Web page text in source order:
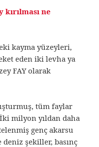
ne
kayma yüzeyleri,
eden iki levha ya
FAY olarak
tüm faylar
milyon yıldan daha
genç akarsu
şekiller, basınç